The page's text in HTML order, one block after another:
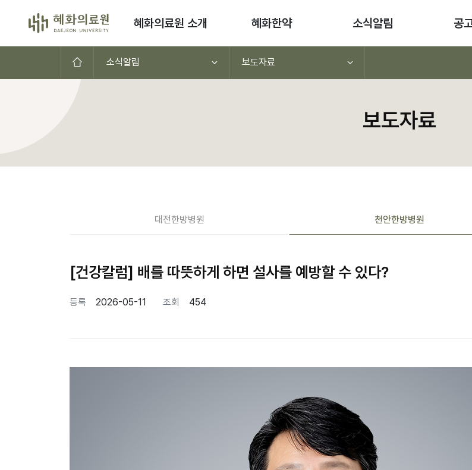
콘텐츠로 이동
혜화의료원 소개 혜화한약 소식알림 공
홈으로소식알림 보도자료
보도자료
공지사항(대전,천안,서울)
대전한방병원 천안한방병원
[건강칼럼] 배를 따뜻하게 하면 설사를 예방할 수 있다?
등록 2026-05-11 조회 454